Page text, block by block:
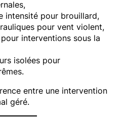
intensité pour brouillard,
pour vent violent,
interventions sous la
isolées pour
entre une intervention
géré.